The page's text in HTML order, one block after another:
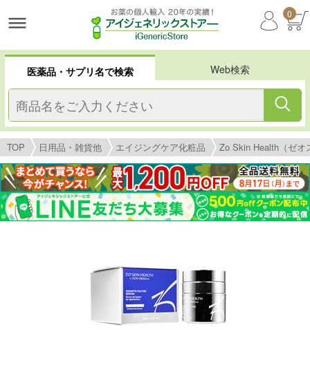
0
医薬品・サプリ名で検索 Web検索
TOP 日用品・雑貨他 エイジングケア化粧品 Zo Skin Health（ゼオ